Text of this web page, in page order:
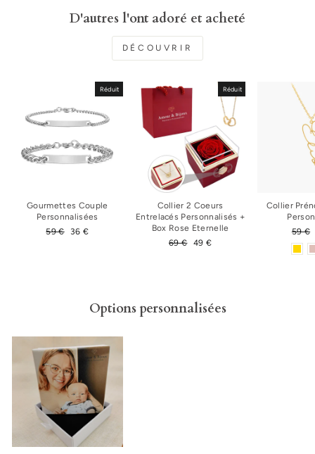
D'autres l'ont adoré et acheté
DÉCOUVRIR
Réduit
Gourmettes Couple
Personnalisées
Prix
59 €
Prix
36 €
Réduit
Collier 2 Coeurs
Entrelacés Personnalisés +
Box Rose Eternelle
Prix
69 €
Prix
49 €
Collier
Prix
59 €
Options personnalisées